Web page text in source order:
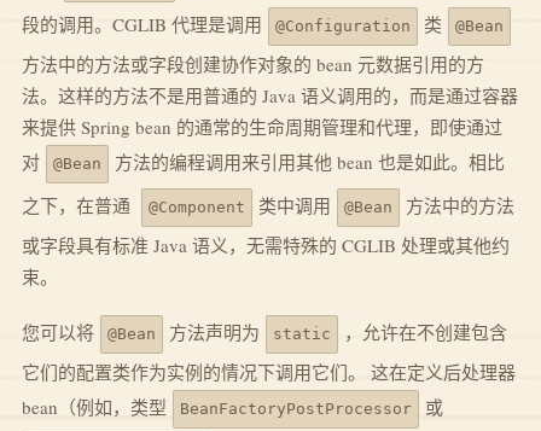
段的调用。CGLIB 代理是调用
@Configuration 类 @Bean
方法中的方法或字段创建协作对象的 bean 元数据引用的方
法。这样的方法不是用普通的 Java 语义调用的，而是通过容器
来提供 Spring bean 的通常的生命周期管理和代理，即使通过
对
@Bean
方法的编程调用来引用其他 bean 也是如此。相比
之下，在普通
@Component 类中调用 @Bean
方法中的方法
或字段具有标准 Java 语义，无需特殊的 CGLIB 处理或其他约
束。
您可以将 @Bean 方法声明为 static
，允许在不创建包含
它们的配置类作为实例的情况下调用它们。 这在定义后处理器
bean（例如，类型
BeanFactoryPostProcessor 或